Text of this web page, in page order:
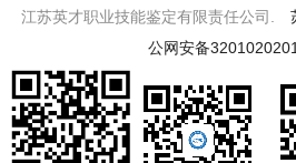
江苏英才职业技能鉴定有限责任公司.
公网安备